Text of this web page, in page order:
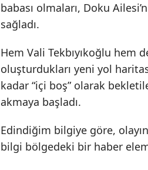
babası olmaları, Doku
sağladı.
Hem Vali Tekbıyıkoğlu hem
oluşturdukları yeni yol
kadar “içi boş” olarak
akmaya başladı.
Edindiğim bilgiye göre,
bilgi bölgedeki bir haber